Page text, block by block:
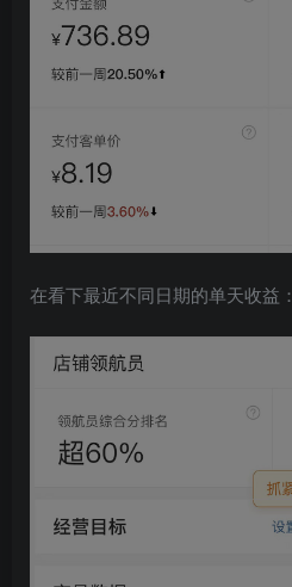
在看下最近不同日期的单天收益：